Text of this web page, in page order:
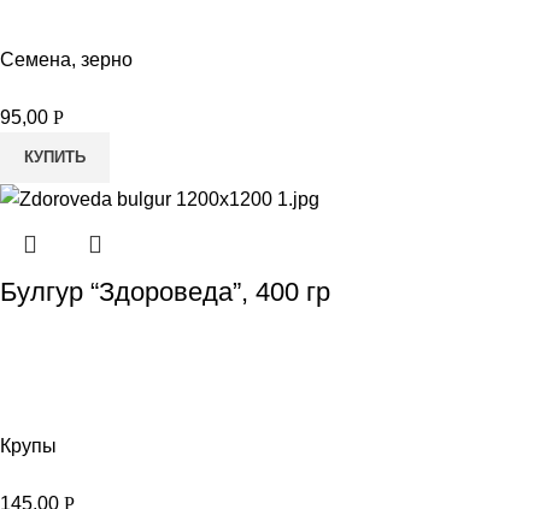
Семена, зерно
95,00 Р
КУПИТЬ
Булгур “Здороведа”, 400 гр
Крупы
145,00 Р